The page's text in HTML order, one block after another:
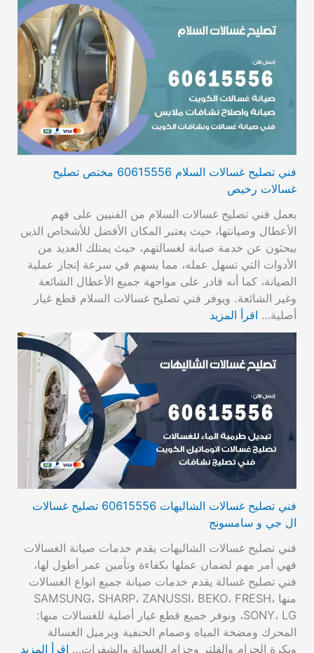
فني تصليح غسالات السلام 60615556 مختص تصليح
غسالات رخيص
يعمل فني تصليح غسالات السلام من الفنيين على فهم
الأعطال وصيانتها، حيث يعتبر المكان الأفضل للأشخاص الذين
يبحثون عن خدمة صيانة لغسالتهم، حيث يمتلك العديد من
الأدوات التي تسهل عمله، مما يسهم في سرعة إنجاز عملية
الصيانة، كما أنه قادر على مواجهة جميع الأعطال الشائعة
وغير الشائعة. ويوفر فني تصليح غسالات السلام قطع غيار
أصلية… اقرأ المزيد
فني تصليح غسالات الشاليهات 60615556 تصليح غسالات
ال جي و سامسونج
فني تصليح غسالات الشاليهات يقدم خدمات صيانة الغسالات
فهي أمر مهم لضمان عملها بكفاءة وتأمين عمر أطول لها،
فني تصليح غسالة يقدم خدمات صيانة جميع انواع الغسالات
منها SAMSUNG، SHARP، ZANUSSI، BEKO، FRESH،
SONY، LG، ونوفر جميع قطع غيار أصلية للغسالات منها:
المحرك ومضخة المياه وصمام الحنفية وبرميل الغسالة
وبكرة الحزام والفلتر وحزام الغسالة والشفرات… اقرأ المزيد